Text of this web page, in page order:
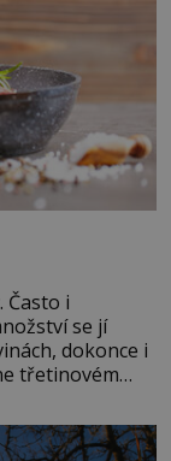
Často i
se jí
dokonce i
třetinovém
pro